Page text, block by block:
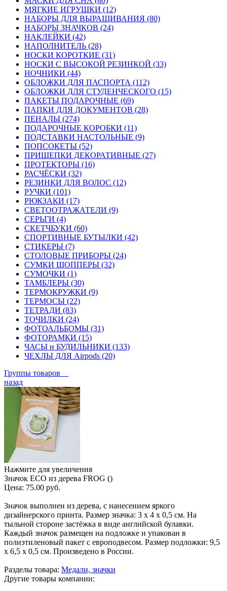
МЯГКИЕ ИГРУШКИ (12)
НАБОРЫ ДЛЯ ВЫРАЩИВАНИЯ (80)
НАБОРЫ ЗНАЧКОВ (24)
НАКЛЕЙКИ (42)
НАПОЛНИТЕЛЬ (28)
НОСКИ КОРОТКИЕ (31)
НОСКИ С ВЫСОКОЙ РЕЗИНКОЙ (33)
НОЧНИКИ (44)
ОБЛОЖКИ ДЛЯ ПАСПОРТА (112)
ОБЛОЖКИ ДЛЯ СТУДЕНЧЕСКОГО (15)
ПАКЕТЫ ПОДАРОЧНЫЕ (69)
ПАПКИ ДЛЯ ДОКУМЕНТОВ (28)
ПЕНАЛЫ (274)
ПОДАРОЧНЫЕ КОРОБКИ (11)
ПОДСТАВКИ НАСТОЛЬНЫЕ (9)
ПОПСОКЕТЫ (52)
ПРИЩЕПКИ ДЕКОРАТИВНЫЕ (27)
ПРОТЕКТОРЫ (16)
РАСЧЁСКИ (32)
РЕЗИНКИ ДЛЯ ВОЛОС (12)
РУЧКИ (101)
РЮКЗАКИ (17)
СВЕТООТРАЖАТЕЛИ (9)
СЕРЬГИ (4)
СКЕТЧБУКИ (60)
СПОРТИВНЫЕ БУТЫЛКИ (42)
СТИКЕРЫ (7)
СТОЛОВЫЕ ПРИБОРЫ (24)
СУМКИ ШОППЕРЫ (32)
СУМОЧКИ (1)
ТАМБЛЕРЫ (30)
ТЕРМОКРУЖКИ (9)
ТЕРМОСЫ (22)
ТЕТРАДИ (83)
ТОЧИЛКИ (24)
ФОТОАЛЬБОМЫ (31)
ФОТОРАМКИ (15)
ЧАСЫ и БУДИЛЬНИКИ (133)
ЧЕХЛЫ ДЛЯ Airpods (20)
Группы товаров
назад
Нажмите для увеличения
Значок ECO из дерева FROG ()
Цена: 75.00 руб.
Значок выполнен из дерева, с нанесением яркого
дизайнерского принта. Размер значка: 3 х 4 х 0,5 см. На
тыльной стороне застёжка в виде английской булавки.
Каждый значок размещен на подложке и упакован в
полиэтиленовый пакет с европодвесом. Размер подложки: 9,5
х 6,5 х 0,5 см. Произведено в России.
Разделы товара: Медали, значки
Другие товары компании: